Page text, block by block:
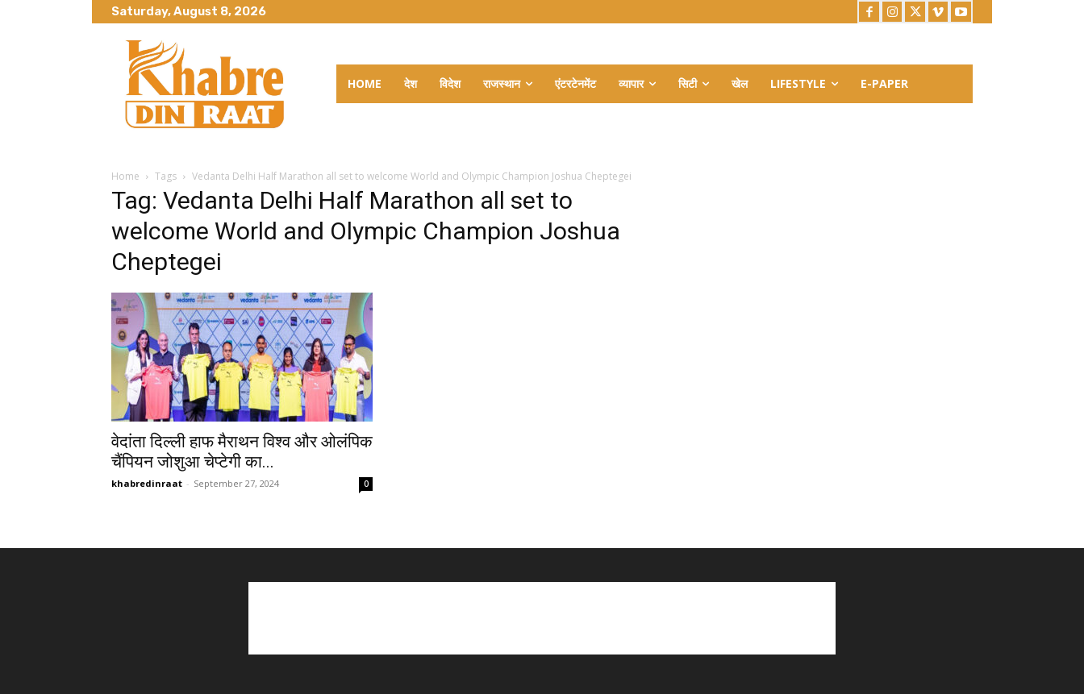
Saturday, August 8, 2026
HOME देश विदेश राजस्थान एंटरटेनमेंट व्यापार सिटी खेल LIFESTYLE E-PAPER
Home Tags Vedanta Delhi Half Marathon all set to welcome World and Olympic Champion Joshua Cheptegei
Tag: Vedanta Delhi Half Marathon all set to
welcome World and Olympic Champion Joshua
Cheptegei
वेदांता दिल्ली हाफ मैराथन विश्व और ओलंपिक
चैंपियन जोशुआ चेप्टेगी का...
khabredinraat - September 27, 2024 0